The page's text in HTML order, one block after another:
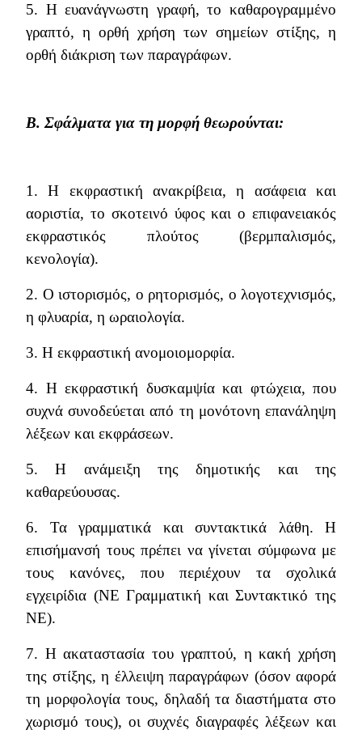
5. Η ευανάγνωστη γραφή, το καθαρογραμμένο
γραπτό, η ορθή χρήση των σημείων στίξης, η
ορθή διάκριση των παραγράφων.
Β. Σφάλματα για τη μορφή θεωρούνται:
1. Η εκφραστική ανακρίβεια, η ασάφεια και
αοριστία, το σκοτεινό ύφος και ο επιφανειακός
εκφραστικός πλούτος (βερμπαλισμός,
κενολογία).
2. Ο ιστορισμός, ο ρητορισμός, ο λογοτεχνισμός,
η φλυαρία, η ωραιολογία.
3. Η εκφραστική ανομοιομορφία.
4. Η εκφραστική δυσκαμψία και φτώχεια, που
συχνά συνοδεύεται από τη μονότονη επανάληψη
λέξεων και εκφράσεων.
5. Η ανάμειξη της δημοτικής και της
καθαρεύουσας.
6. Τα γραμματικά και συντακτικά λάθη. Η
επισήμανσή τους πρέπει να γίνεται σύμφωνα με
τους κανόνες, που περιέχουν τα σχολικά
εγχειρίδια (ΝΕ Γραμματική και Συντακτικό της
ΝΕ).
7. Η ακαταστασία του γραπτού, η κακή χρήση
της στίξης, η έλλειψη παραγράφων (όσον αφορά
τη μορφολογία τους, δηλαδή τα διαστήματα στο
χωρισμό τους), οι συχνές διαγραφές λέξεων και